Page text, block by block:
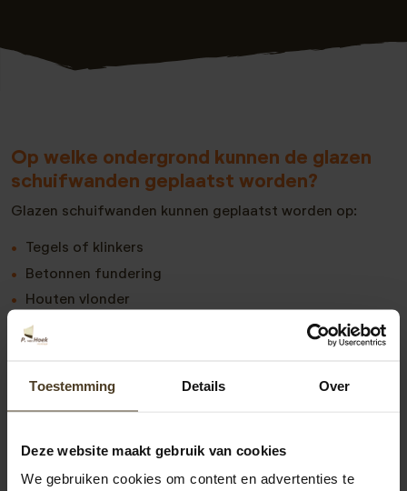
Toestemming Details Over
Deze website maakt gebruik van cookies
We gebruiken cookies om content en advertenties te
Op welke ondergrond kunnen de glazen
schuifwanden geplaatst worden?
Glazen schuifwanden kunnen geplaatst worden op:
Tegels of klinkers
Betonnen fundering
Houten vlonder
Wel is het heel belangrijk dat de ondergrond waterpas
Als je een andere ondergrond hebt geef het aan!
Doormiddel van een funderingskoker kan het dan altijd
Bekijk meer veelgestelde vragen